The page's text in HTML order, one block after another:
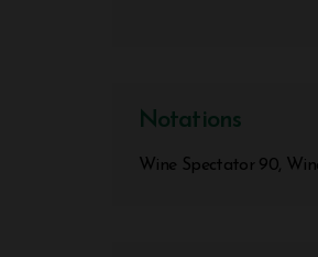
Notations
Wine Spectator 90,